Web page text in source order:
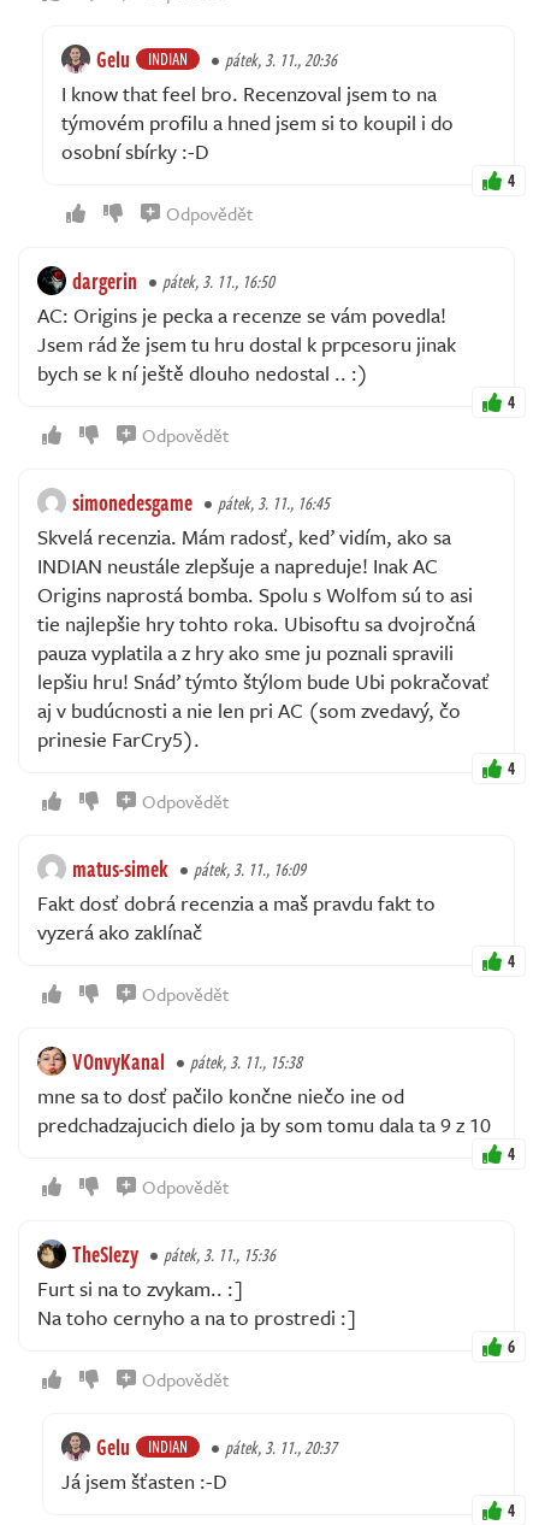
Gelu INDIAN pátek, 3. 11., 20:36
I know that feel bro. Recenzoval jsem to na
týmovém profilu a hned jsem si to koupil i do
osobní sbírky :-D
4
Odpovědět
dargerin pátek, 3. 11., 16:50
AC: Origins je pecka a recenze se vám povedla!
Jsem rád že jsem tu hru dostal k prpcesoru jinak
bych se k ní ještě dlouho nedostal .. :)
4
Odpovědět
simonedesgame pátek, 3. 11., 16:45
Skvelá recenzia. Mám radosť, keď vidím, ako sa
INDIAN neustále zlepšuje a napreduje! Inak AC
Origins naprostá bomba. Spolu s Wolfom sú to asi
tie najlepšie hry tohto roka. Ubisoftu sa dvojročná
pauza vyplatila a z hry ako sme ju poznali spravili
lepšiu hru! Snáď týmto štýlom bude Ubi pokračovať
aj v budúcnosti a nie len pri AC (som zvedavý, čo
prinesie FarCry5).
4
Odpovědět
matus-simek pátek, 3. 11., 16:09
Fakt dosť dobrá recenzia a maš pravdu fakt to
vyzerá ako zaklínač
4
Odpovědět
VOnvyKanal pátek, 3. 11., 15:38
mne sa to dosť pačilo končne niečo ine od
predchadzajucich dielo ja by som tomu dala ta 9 z 10
4
Odpovědět
TheSlezy pátek, 3. 11., 15:36
Furt si na to zvykam.. :]
Na toho cernyho a na to prostredi :]
6
Odpovědět
Gelu INDIAN pátek, 3. 11., 20:37
Já jsem šťasten :-D
4